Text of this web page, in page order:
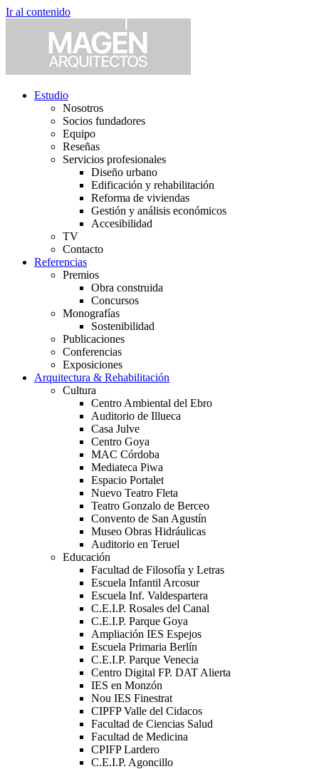
Ir al contenido
Estudio
Nosotros
Socios fundadores
Equipo
Reseñas
Servicios profesionales
Diseño urbano
Edificación y rehabilitación
Reforma de viviendas
Gestión y análisis económicos
Accesibilidad
TV
Contacto
Referencias
Premios
Obra construida
Concursos
Monografías
Sostenibilidad
Publicaciones
Conferencias
Exposiciones
Arquitectura & Rehabilitación
Cultura
Centro Ambiental del Ebro
Auditorio de Illueca
Casa Julve
Centro Goya
MAC Córdoba
Mediateca Piwa
Espacio Portalet
Nuevo Teatro Fleta
Teatro Gonzalo de Berceo
Convento de San Agustín
Museo Obras Hidráulicas
Auditorio en Teruel
Educación
Facultad de Filosofía y Letras
Escuela Infantil Arcosur
Escuela Inf. Valdespartera
C.E.I.P. Rosales del Canal
C.E.I.P. Parque Goya
Ampliación IES Espejos
Escuela Primaria Berlín
C.E.I.P. Parque Venecia
Centro Digital FP. DAT Alierta
IES en Monzón
Nou IES Finestrat
CIPFP Valle del Cidacos
Facultad de Ciencias Salud
Facultad de Medicina
CPIFP Lardero
C.E.I.P. Agoncillo